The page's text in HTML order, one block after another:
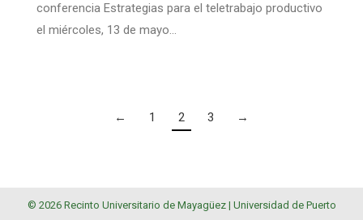
conferencia Estrategias para el teletrabajo productivo
el miércoles, 13 de mayo…
← 1 2 3 →
© 2026 Recinto Universitario de Mayagüez | Universidad de Puerto